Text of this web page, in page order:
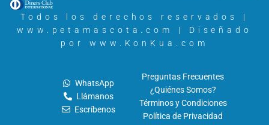
Todos los derechos reservados |
www.petamascota.com | Diseñado
por www.KonKua.com
WhatsApp
Llámanos
Escríbenos
Preguntas Frecuentes
¿Quiénes Somos?
Términos y Condiciones
Política de Privacidad